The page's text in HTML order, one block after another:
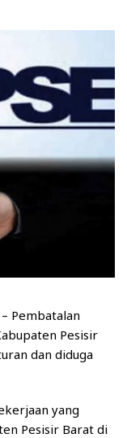
– Pembatalan
Pesisir
dan diduga
yang
Pesisir Barat di